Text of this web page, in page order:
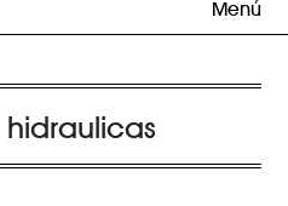
Menú
hidraulicas